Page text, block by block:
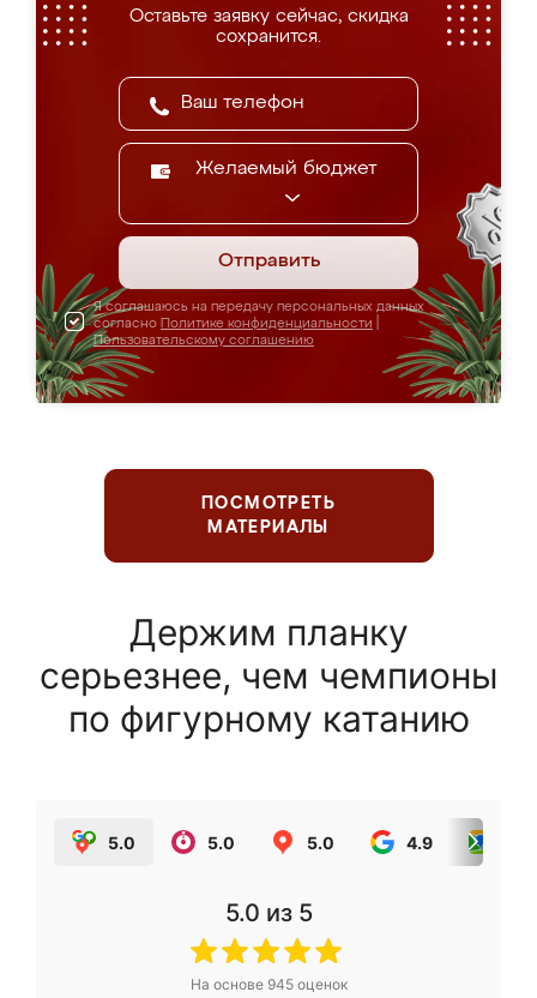
Оставьте заявку сейчас, скидка
сохранится.
Желаемый бюджет
Отправить
Я соглашаюсь на передачу персональных данных
согласно Политике конфиденциальности
Пользовательскому соглашению
ПОСМОТРЕТЬ
МАТЕРИАЛЫ
Держим планку
серьезнее, чем чемпионы
по фигурному катанию
5.0 5.0 5.0 4.9
5.0 из 5
На основе 945оценок